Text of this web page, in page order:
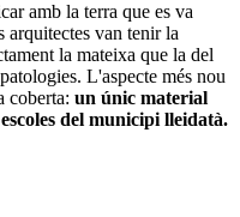
amb la terra que es va
van tenir la
la mateixa que la del
L'aspecte més nou
coberta: un únic material
del municipi lleidatà.